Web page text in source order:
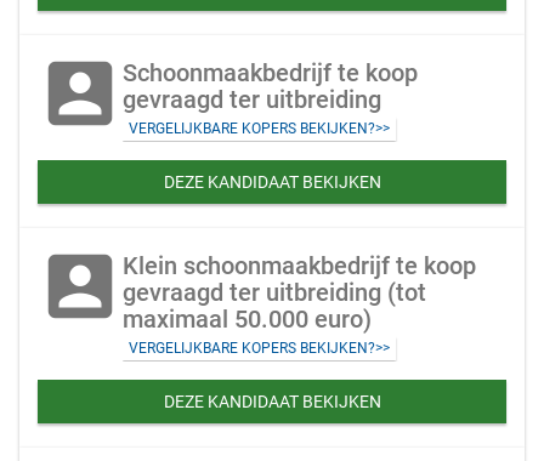
account_box Schoonmaakbedrijf te koop
gevraagd ter uitbreiding
VERGELIJKBARE KOPERS BEKIJKEN?>>
DEZE KANDIDAAT BEKIJKEN
account_box Klein schoonmaakbedrijf te koop
gevraagd ter uitbreiding (tot
maximaal 50.000 euro)
VERGELIJKBARE KOPERS BEKIJKEN?>>
DEZE KANDIDAAT BEKIJKEN